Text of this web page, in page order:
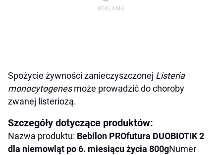
Spożycie żywności zanieczyszczonej Listeria
monocytogenesmoże prowadzić do choroby
zwanej listeriozą.
Szczegóły dotyczące produktów:
Nazwa produktu: Bebilon PROfutura DUOBIOTIK 2
dla niemowląt po 6. miesiącu życia 800gNumer